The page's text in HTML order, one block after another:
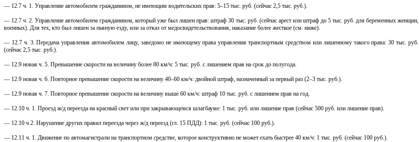
— 12.7 ч. 1. Управление автомобилем гражданином, не имеющим водительских прав: 5–15 тыс. руб. (сейчас 2,5 тыс. руб.).
— 12.7 ч. 2. Управление автомобилем гражданином, который уже был лишен прав: штраф 30 тыс. руб. (сейчас арест или штраф до 5 тыс. руб. для беременных женщин,
военных). Для тех, кто был лишен за пьяную езду, или за отказ от медосвидетельствования, наказание более жесткое (см. ниже).
— 12.7 ч. 3. Передача управления автомобилем лицу, заведомо не имеющему права управления транспортным средством или лишенному такого права: 30 тыс. руб.
(сейчас 2,5 тыс. руб.).
— 12.9 новая ч. 5. Превышение скорости на величину более 80 км/ч: 5 тыс. руб. с лишением прав на срок до полугода.
— 12.9 новая ч. 6. Повторное превышение скорости на величину 40–60 км/ч: двойной штраф, назначенный за первый раз (2–3 тыс. руб.).
— 12.9 новая ч. 7. Повторное превышение скорости на величину выше 60 км/ч: штраф 10 тыс. руб. с лишением прав на год.
— 12.10 ч. 1. Проезд ж/д переезда на красный свет или при закрывающемся шлагбауме: 1 тыс. руб. или лишение прав (сейчас 500 руб. или лишение прав).
— 12.10 ч 2. Нарушение других правил переезда через ж/д переезд (гл. 15 ПДД): 1 тыс. руб. (сейчас 100 руб.).
— 12.11 ч. 1. Движение по автомагистрали на транспортном средстве, которое конструктивно не может ехать быстрее 40 км/ч: 1 тыс. руб. (сейчас 100 руб.).